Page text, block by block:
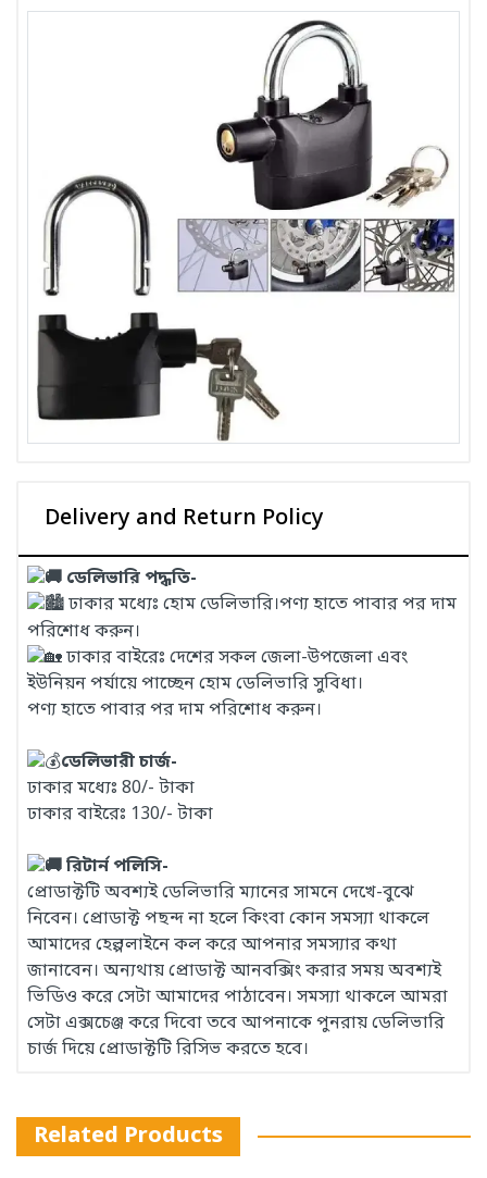
Delivery and Return Policy
ডেলিভারি পদ্ধতি-
ঢাকার মধ্যেঃ হোম ডেলিভারি।পণ্য হাতে পাবার পর দাম
পরিশোধ করুন।
ঢাকার বাইরেঃ দেশের সকল জেলা-উপজেলা এবং
ইউনিয়ন পর্যায়ে পাচ্ছেন হোম ডেলিভারি সুবিধা।
পণ্য হাতে পাবার পর দাম পরিশোধ করুন।
ডেলিভারী চার্জ-
ঢাকার মধ্যেঃ 80/- টাকা
ঢাকার বাইরেঃ 130/- টাকা
রিটার্ন পলিসি-
প্রোডাক্টটি অবশ্যই ডেলিভারি ম্যানের সামনে দেখে-বুঝে
নিবেন। প্রোডাক্ট পছন্দ না হলে কিংবা কোন সমস্যা থাকলে
আমাদের হেল্পলাইনে কল করে আপনার সমস্যার কথা
জানাবেন। অন্যথায় প্রোডাক্ট আনবক্সিং করার সময় অবশ্যই
ভিডিও করে সেটা আমাদের পাঠাবেন। সমস্যা থাকলে আমরা
সেটা এক্সচেঞ্জ করে দিবো তবে আপনাকে পুনরায় ডেলিভারি
চার্জ দিয়ে প্রোডাক্টটি রিসিভ করতে হবে।
Related Products